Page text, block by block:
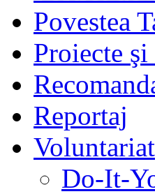
Povestea
Proiecte
Reportaj
Voluntariat
Do-It-